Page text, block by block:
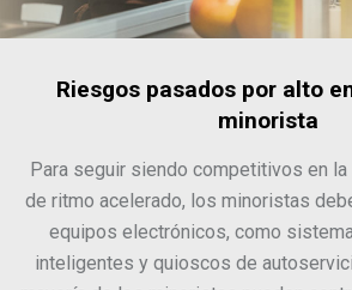
Riesgos pasados por alto
minorista
Para seguir siendo competitivos en
de ritmo acelerado, los minoristas
equipos electrónicos, como
inteligentes y quioscos de